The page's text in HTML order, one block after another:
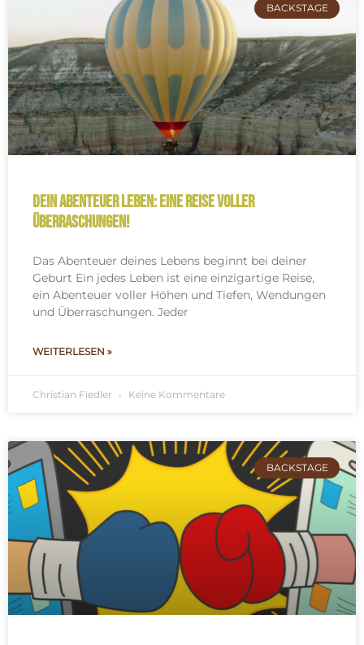
BACKSTAGE
Dein Abenteuer Leben: Eine Reise voller
Überraschungen!
Das Abenteuer deines Lebens beginnt bei deiner
Geburt Ein jedes Leben ist eine einzigartige Reise,
ein Abenteuer voller Höhen und Tiefen, Wendungen
und Überraschungen. Jeder
WEITERLESEN »
Christian Fiedler Keine Kommentare
BACKSTAGE